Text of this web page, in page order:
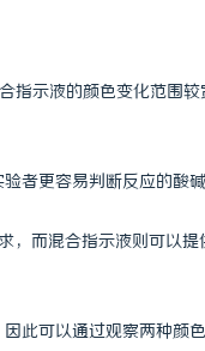
指示液的颜色变化范围
者更容易判断反应的酸碱
而混合指示液则可以
此可以通过观察两种颜